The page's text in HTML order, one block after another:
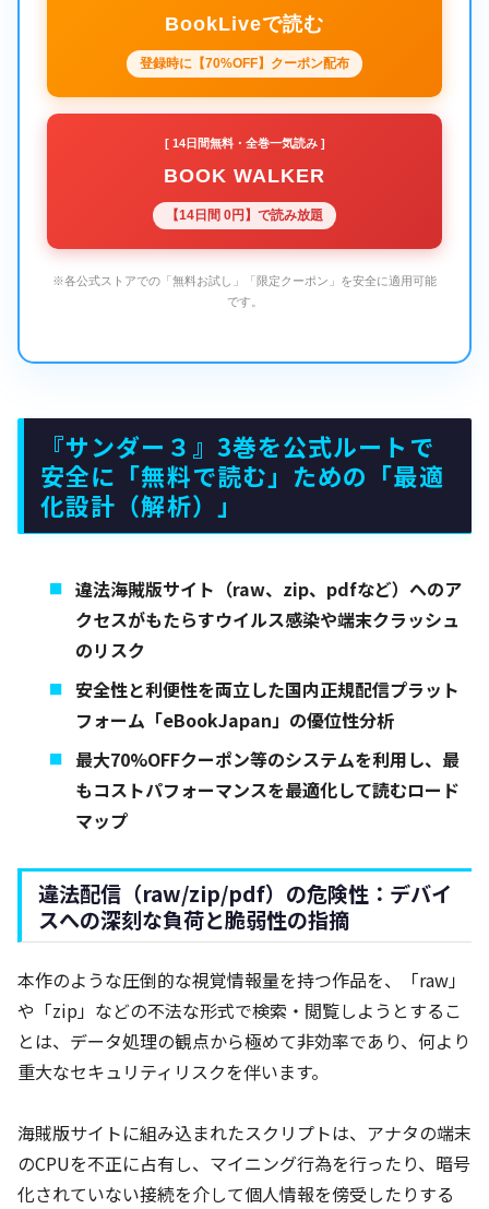
BookLiveで読む
登録時に【70%OFF】クーポン配布
[ 14日間無料・全巻一気読み ]
BOOK WALKER
【14日間 0円】で読み放題
※各公式ストアでの「無料お試し」「限定クーポン」を安全に適用可能
です。
『サンダー３』3巻を公式ルートで
安全に「無料で読む」ための「最適
化設計（解析）」
違法海賊版サイト（raw、zip、pdfなど）へのア
クセスがもたらすウイルス感染や端末クラッシュ
のリスク
安全性と利便性を両立した国内正規配信プラット
フォーム「eBookJapan」の優位性分析
最大70%OFFクーポン等のシステムを利用し、最
もコストパフォーマンスを最適化して読むロード
マップ
違法配信（raw/zip/pdf）の危険性：デバイ
スへの深刻な負荷と脆弱性の指摘
本作のような圧倒的な視覚情報量を持つ作品を、「raw」
や「zip」などの不法な形式で検索・閲覧しようとするこ
とは、データ処理の観点から極めて非効率であり、何より
重大なセキュリティリスクを伴います。
海賊版サイトに組み込まれたスクリプトは、アナタの端末
のCPUを不正に占有し、マイニング行為を行ったり、暗号
化されていない接続を介して個人情報を傍受したりする